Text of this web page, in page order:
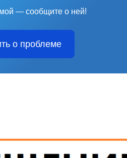
— сообщите о ней!
о проблеме